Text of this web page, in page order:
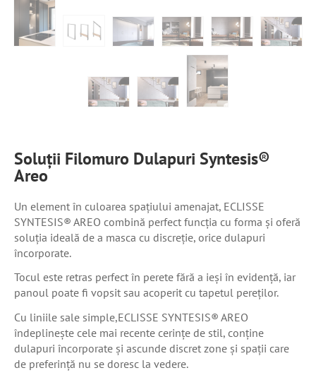
Soluții Filomuro Dulapuri Syntesis®
Areo
Un element în culoarea spațiului amenajat, ECLISSE
SYNTESIS® AREO combină perfect funcția cu forma și oferă
soluția ideală de a masca cu discreție, orice dulapuri
încorporate.
Tocul este retras perfect în perete fără a ieși în evidență, iar
panoul poate fi vopsit sau acoperit cu tapetul pereților.
Cu liniile sale simple,ECLISSE SYNTESIS® AREO
îndeplinește cele mai recente cerințe de stil, conține
dulapuri încorporate și ascunde discret zone și spații care
de preferință nu se doresc la vedere.